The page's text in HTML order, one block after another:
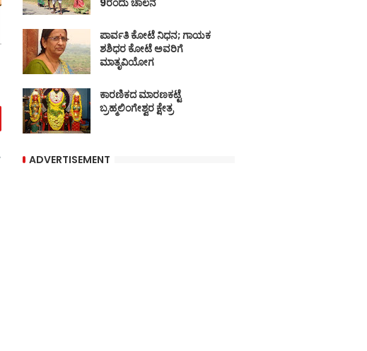
9ರಂದು ಚಾಲನೆ
ಪಾರ್ವತಿ ಕೋಟೆ ನಿಧನ; ಗಾಯಕ
ಶಶಿಧರ ಕೋಟೆ ಅವರಿಗೆ
ಮಾತೃವಿಯೋಗ
ಕಾರಣಿಕದ ಮಾರಣಕಟ್ಟೆ
ಬ್ರಹ್ಮಲಿಂಗೇಶ್ವರ ಕ್ಷೇತ್ರ
ADVERTISEMENT